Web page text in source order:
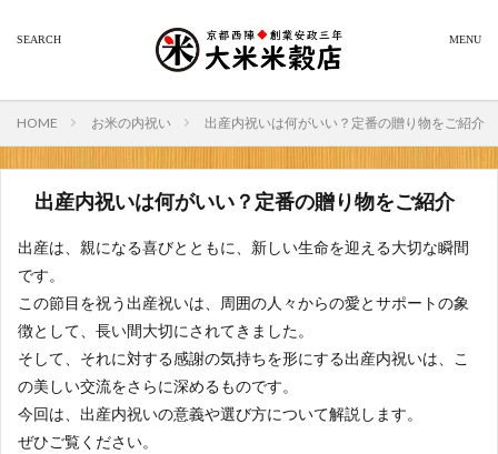
HOME お米の内祝い 出産内祝いは何がいい？定番の贈り物をご紹介
出産内祝いは何がいい？定番の贈り物をご紹介
出産は、親になる喜びとともに、新しい生命を迎える大切な瞬間
です。
この節目を祝う出産祝いは、周囲の人々からの愛とサポートの象
徴として、長い間大切にされてきました。
そして、それに対する感謝の気持ちを形にする出産内祝いは、こ
の美しい交流をさらに深めるものです。
今回は、出産内祝いの意義や選び方について解説します。
ぜひご覧ください。